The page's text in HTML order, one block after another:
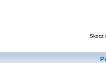
Skocz